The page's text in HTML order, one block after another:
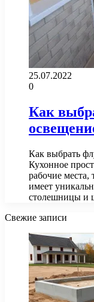
25.07.2022
0
Как
Как выбрать
Кухонное
рабочие места,
имеет
столешницы
Свежие записи